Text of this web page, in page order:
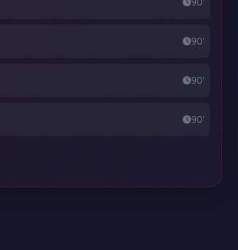
90'
90'
90'